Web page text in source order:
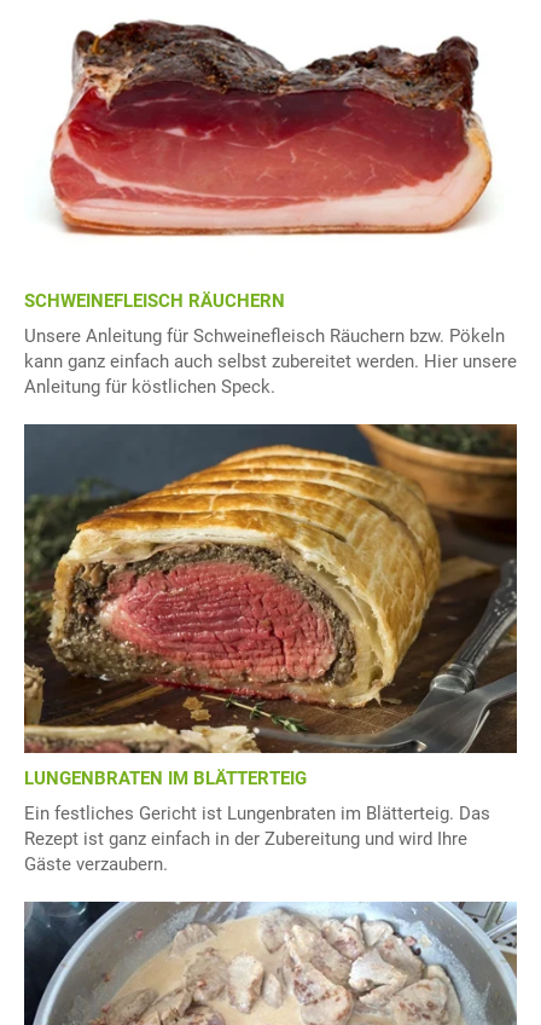
SCHWEINEFLEISCH RÄUCHERN
Unsere Anleitung für Schweinefleisch Räuchern bzw. Pökeln
kann ganz einfach auch selbst zubereitet werden. Hier unsere
Anleitung für köstlichen Speck.
LUNGENBRATEN IM BLÄTTERTEIG
Ein festliches Gericht ist Lungenbraten im Blätterteig. Das
Rezept ist ganz einfach in der Zubereitung und wird Ihre
Gäste verzaubern.